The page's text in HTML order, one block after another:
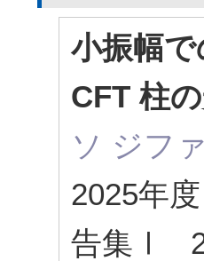
小振幅
CFT 柱
ソ ジフ
2025年
告集Ⅰ